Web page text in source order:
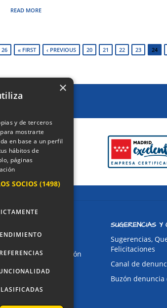
READ MORE
26 « FIRST ‹ PREVIOUS 20 21 22 23 24
Iglesias, 4. Alcorcón
Infantil:91 643 61 33
SUGERENCIAS
Sugerencias,
Felicitaciones
Canal de
Buzón denuncia
×
y de terceros
mostrarte
en base a un perfil
hábitos de
páginas
SOCIOS (1498)